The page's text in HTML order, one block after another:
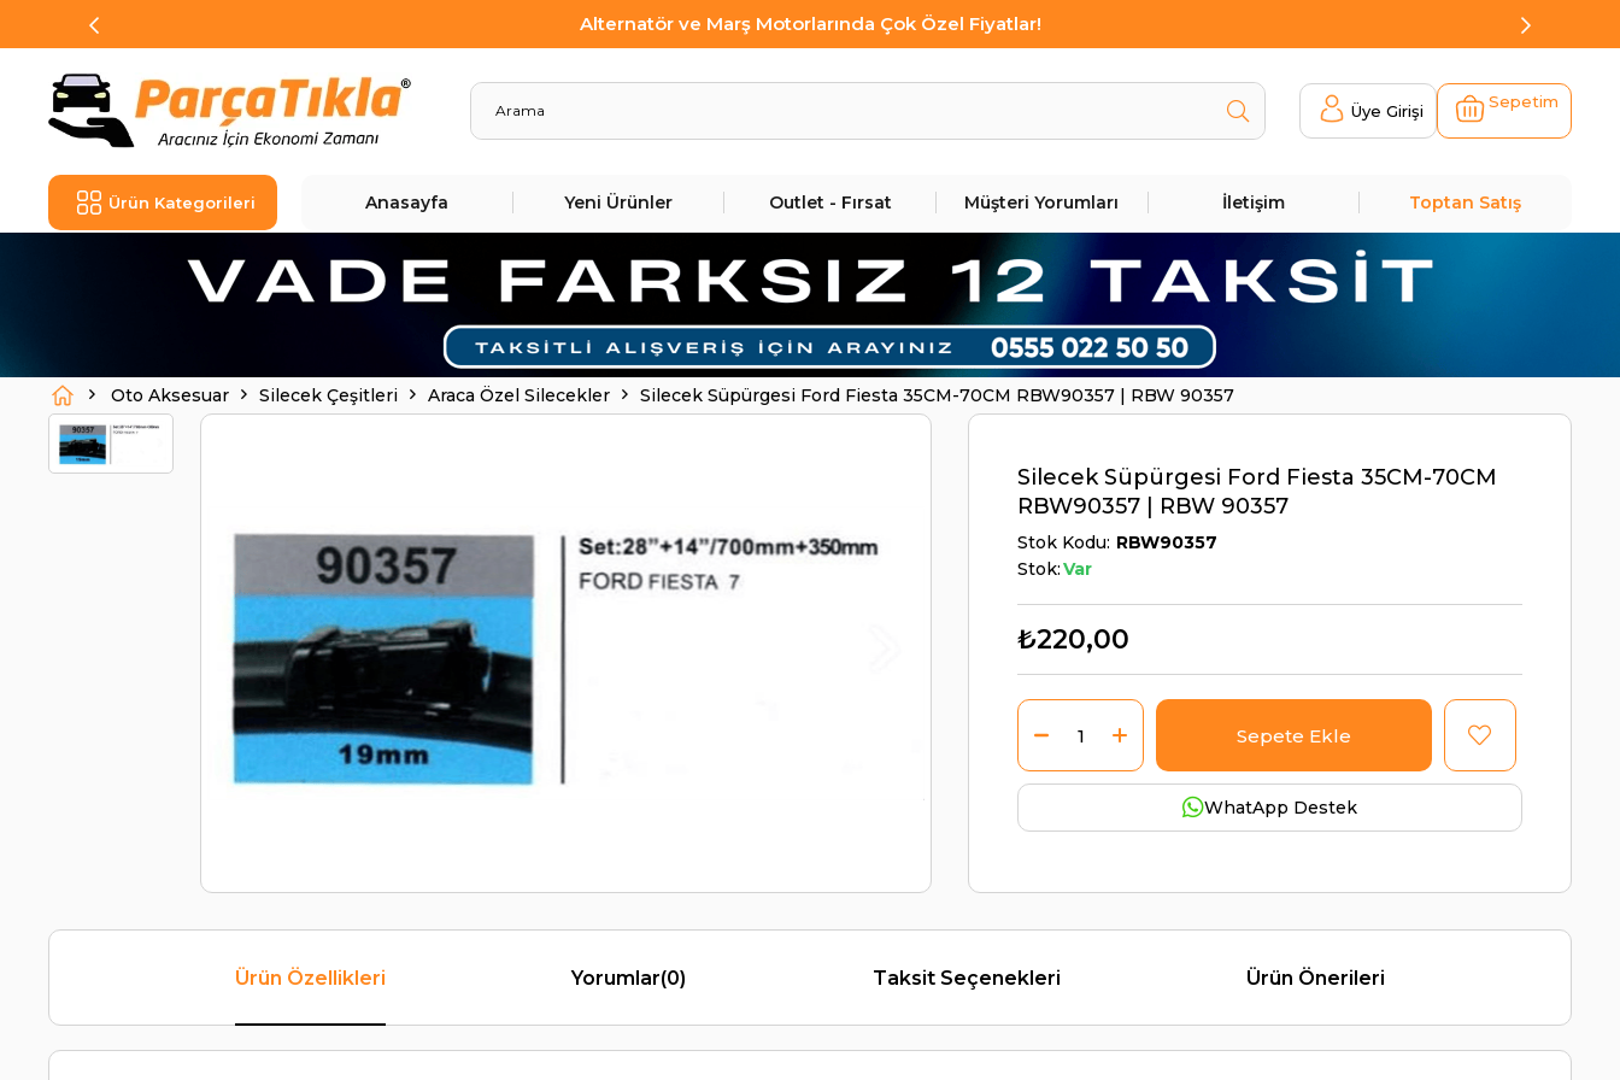
Alternatör ve Marş Motorlarında Çok Özel Fiyatlar!
Üye Girişi Sepetim
Ürün Kategorileri Anasayfa Yeni Ürünler Outlet - Fırsat Müşteri Yorumları İletişim Toptan Satış
Oto Aksesuar Silecek Çeşitleri Araca Özel Silecekler Silecek Süpürgesi Ford Fiesta 35CM-70CM RBW90357 | RBW 90357
Silecek Süpürgesi Ford Fiesta 35CM-70CM
RBW90357 | RBW 90357
Stok Kodu RBW90357
Stok:Var
₺220,00
WhatApp Destek
Ürün Özellikleri Yorumlar(0) Taksit Seçenekleri Ürün Önerileri